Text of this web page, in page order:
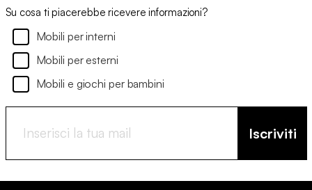
Su cosa ti piacerebbe ricevere informazioni?
Mobili per interni
Mobili per esterni
Mobili e giochi per bambini
Iscriviti